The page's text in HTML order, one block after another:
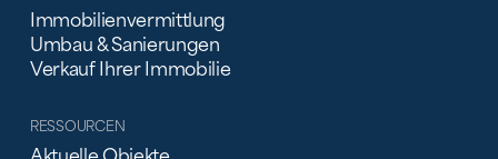
Immobilienvermittlung
Umbau & Sanierungen
Verkauf Ihrer Immobilie
RESSOURCEN